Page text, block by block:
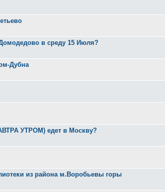
в среду 15 Июля?
Дубна
УТРОМ) едет в Москву?
из района м.Воробьевы горы